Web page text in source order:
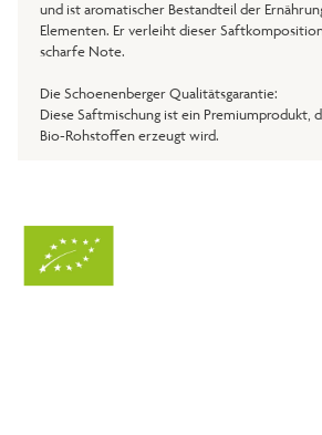
und ist aromatischer Bestandteil der
Elementen. Er verleiht dieser
scharfe Note.
Die Schoenenberger Qualitätsgarantie:
Diese Saftmischung ist ein Premiumprodukt,
Bio-Rohstoffen erzeugt wird.